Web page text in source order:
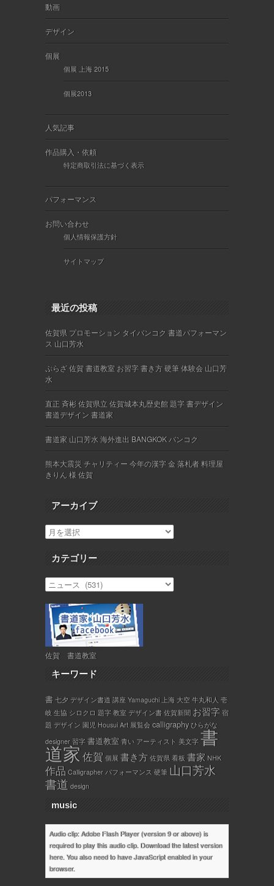
動画
デザイン
個展
個展 上海 2015
個展2013
人気記事
作品購入・依頼
特定商取引法に基づく表示
パフォーマンス
お問い合わせ
個人情報保護方針
サイトマップ
最近の投稿
佐賀県 プロモーション タイバンコク 書道パフォーマン
ス 山口芳水
ぷらざ 佐賀 書道教室 お習字 書き方 硬筆 体験会 山口芳
水
直正 斉彬 佐賀県立 佐賀城本丸歴史館 題字 書デザイン
書道デザイン 書道家
書道家 山口芳水 海外進出 BANGKOK バンコク
熊本大震災 チャリティー 今年の漢字 金 落札者 料理屋
きりん 様 佐賀
アーカイブ
カテゴリー
佐賀 書道教室
キーワード
書 七夕 デザイン書道 講座 Yamaguchi 上海 大空 牛丸和人 壱
岐 生協 シロクロ 題字 教室 デザイン書 佐賀新聞 お習字 宿
題 デザイン 園児 Housui Art 展覧会 calligraphy ひらがな
designer 習字 書道教室 青い アーティスト 美文字 書
道家佐賀 個展 書き方 佐賀県 看板 書家 NHK
作品 Calligrapher パフォーマンス 硬筆 山口芳水
書道 design
music
Audio clip: Adobe Flash Player (version 9 or above) is
required to play this audio clip. Download the latest version
here. You also need to have JavaScript enabled in your
browser.